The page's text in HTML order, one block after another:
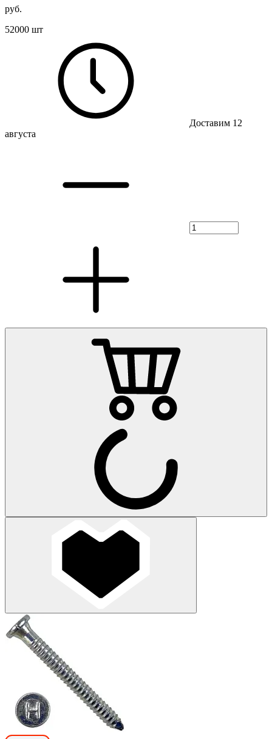
руб.
52000 шт
Доставим 12
августа